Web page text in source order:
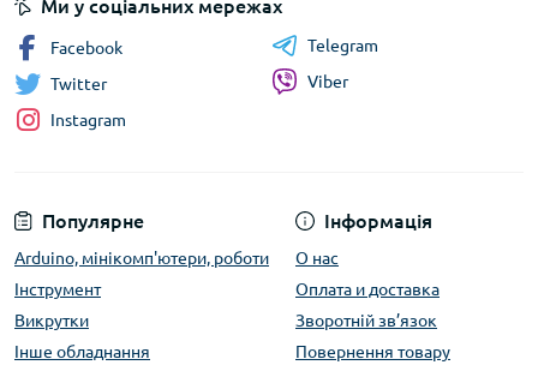
Популярне
Arduino, мінікомп'ютери, роботи
Інструмент
Викрутки
Інше обладнання
Інформація
О нас
Оплата и доставка
Зворотній зв’язок
Повернення товару
Ми у соціальних мережах
Facebook
Twitter
Instagram
Telegram
Viber